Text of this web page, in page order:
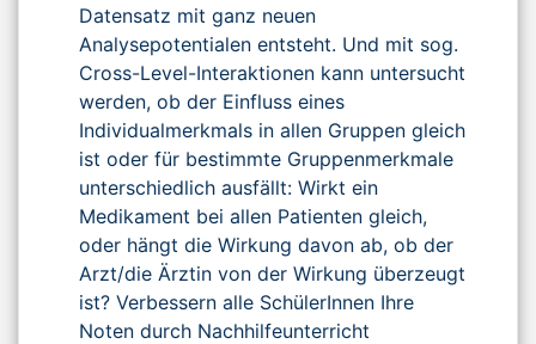
Datensatz mit ganz neuen
Analysepotentialen entsteht. Und mit sog.
Cross-Level-Interaktionen kann untersucht
werden, ob der Einfluss eines
Individualmerkmals in allen Gruppen gleich
ist oder für bestimmte Gruppenmerkmale
unterschiedlich ausfällt: Wirkt ein
Medikament bei allen Patienten gleich,
oder hängt die Wirkung davon ab, ob der
Arzt/die Ärztin von der Wirkung überzeugt
ist? Verbessern alle SchülerInnen Ihre
Noten durch Nachhilfeunterricht